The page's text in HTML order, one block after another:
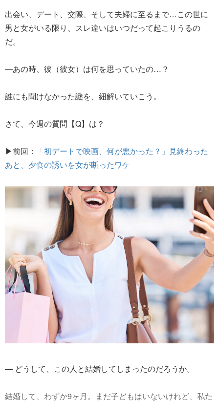
出会い、デート、交際、そして夫婦に至るまで…この世に
男と女がいる限り、スレ違いはいつだって起こりうるの
だ。
—あの時、彼（彼女）は何を思っていたの…？
誰にも聞けなかった謎を、紐解いていこう。
さて、今週の質問【Q】は？
▶前回：
「初デートで映画、何が悪かった？」見終わった
あと、夕食の誘いを女が断ったワケ
― どうして、この人と結婚してしまったのだろうか。
結婚して、わずか9ヶ月。まだ子どもはいないけれど、私た